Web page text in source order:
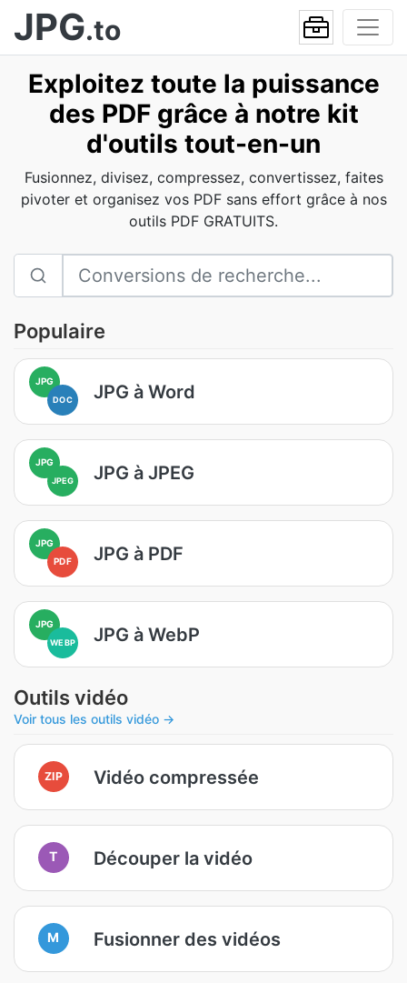
JPG.to
Exploitez toute la puissance
des PDF grâce à notre kit
d'outils tout-en-un
Fusionnez, divisez, compressez, convertissez, faites
pivoter et organisez vos PDF sans effort grâce à nos
outils PDF GRATUITS.
Populaire
JPG
DOC JPG à Word
JPG
JPEG JPG à JPEG
JPG
PDF
JPG à PDF
JPG
WEBP JPG à WebP
Outils vidéo
Voir tous les outils vidéo →
ZIP Vidéo compressée
T Découper la vidéo
M Fusionner des vidéos